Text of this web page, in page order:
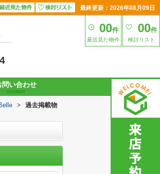
最終更新：2026年08月09日
00件
最近見た物件
00件
検討リスト
問い合わせ
contact
>
過去掲載物